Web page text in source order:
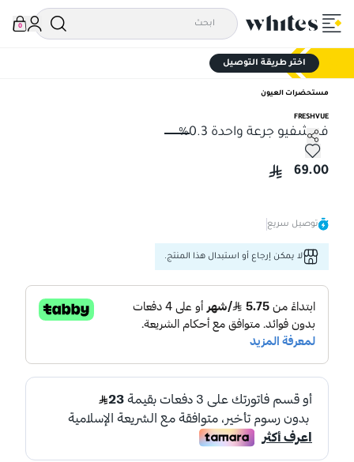
0
اختر طريقة التوصيل
مستحضرات العيون
FRESHVUE
فريشفيو جرعة واحدة 0.3%
فريشفيو جرعة واحدة 0.3%
69.00
توصيل سريع
لا يمكن إرجاع أو استبدال هذا المنتج.